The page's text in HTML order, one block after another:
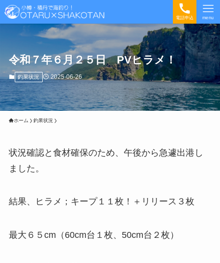
電話申込 menu
令和７年６月２５日 PVヒラメ！
釣果状況 2025-06-26
ホーム 釣果状況
状況確認と食材確保のため、午後から急遽出港し
ました。
結果、ヒラメ；キープ１１枚！＋リリース３枚
最大６５cm（60cm台１枚、50cm台２枚）